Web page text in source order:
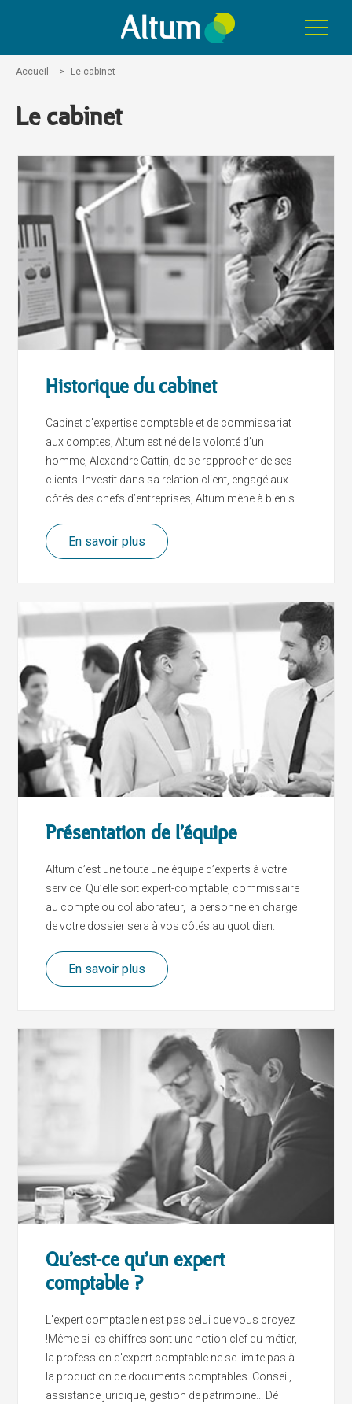
Accueil > Le cabinet
Le cabinet
Historique du cabinet
Cabinet d’expertise comptable et de commissariat
aux comptes, Altum est né de la volonté d’un
homme, Alexandre Cattin, de se rapprocher de ses
clients. Investit dans sa relation client, engagé aux
côtés des chefs d’entreprises, Altum mène à bien s
En savoir plus
Présentation de l’équipe
Altum c’est une toute une équipe d’experts à votre
service. Qu’elle soit expert-comptable, commissaire
au compte ou collaborateur, la personne en charge
de votre dossier sera à vos côtés au quotidien.
En savoir plus
Qu’est-ce qu’un expert
comptable ?
L'expert comptable n'est pas celui que vous croyez
!Même si les chiffres sont une notion clef du métier,
la profession d'expert comptable ne se limite pas à
la production de documents comptables. Conseil,
assistance juridique, gestion de patrimoine... Dé